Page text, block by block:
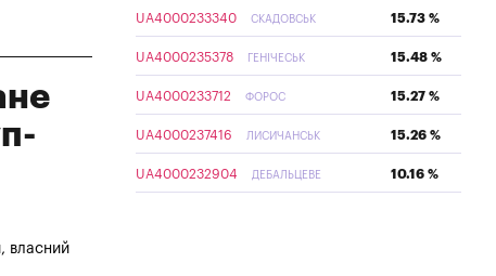
власний
UA4000233340 СКАДОВСЬК 15.73 %
UA4000235378 ГЕНІЧЕСЬК 15.48 %
UA4000233712 ФОРОС 15.27 %
UA4000237416 ЛИСИЧАНСЬК 15.26 %
UA4000232904 ДЕБАЛЬЦЕВЕ 10.16 %